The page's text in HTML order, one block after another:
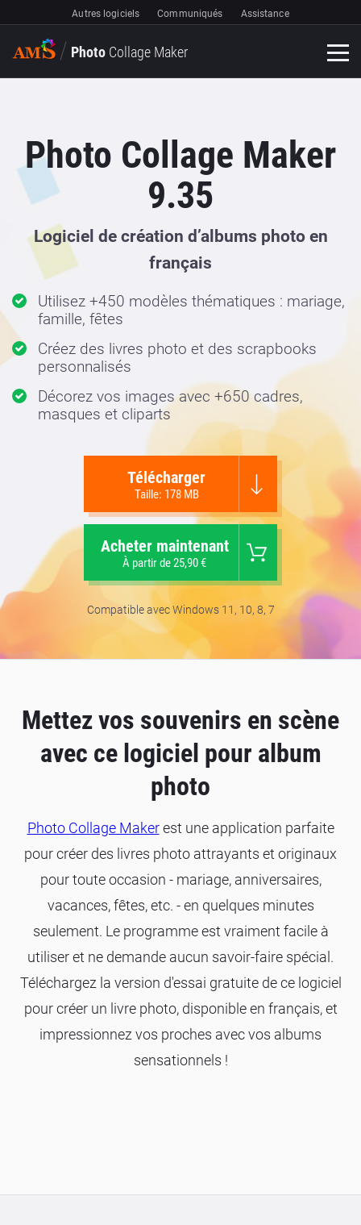
Autres logiciels Communiqués Assistance
Photo Collage Maker
Photo Collage Maker
9.35
Logiciel de création d’albums photo en
français
Utilisez +450 modèles thématiques : mariage,
famille, fêtes
Créez des livres photo et des scrapbooks
personnalisés
Décorez vos images avec +650 cadres,
masques et cliparts
Télécharger
Taille: 178 MB
Acheter maintenant
À partir de 25,90 €
Compatible avec Windows 11, 10, 8, 7
Mettez vos souvenirs en scène
avec ce logiciel pour album
photo
Photo Collage Makerest une application parfaite
pour créer des livres photo attrayants et originaux
pour toute occasion - mariage, anniversaires,
vacances, fêtes, etc. - en quelques minutes
seulement. Le programme est vraiment facile à
utiliser et ne demande aucun savoir-faire spécial.
Téléchargez la version d'essai gratuite de ce logiciel
pour créer un livre photo, disponible en français, et
impressionnez vos proches avec vos albums
sensationnels !